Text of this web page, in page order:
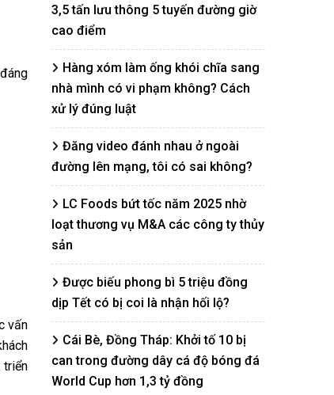
vấn
triển
3,5 tấn lưu thông 5 tuyến đường giờ
cao điểm
Hàng xóm làm ống khói chĩa sang
nhà mình có vi phạm không? Cách
xử lý đúng luật
Đăng video đánh nhau ở ngoài
đường lên mạng, tôi có sai không?
LC Foods bứt tốc năm 2025 nhờ
loạt thương vụ M&A các công ty thủy
sản
Được biếu phong bì 5 triệu đồng
dịp Tết có bị coi là nhận hối lộ?
Cái Bè, Đồng Tháp: Khởi tố 10 bị
can trong đường dây cá độ bóng đá
World Cup hơn 1,3 tỷ đồng